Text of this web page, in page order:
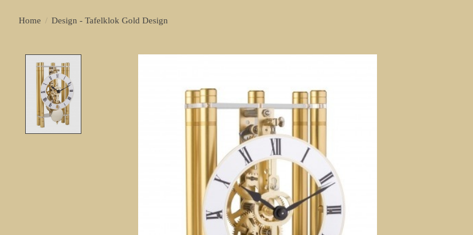
Home / Design - Tafelklok Gold Design